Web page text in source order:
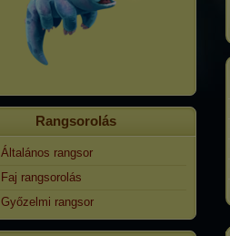
Rangsorolás
Általános rangsor
Faj rangsorolás
Győzelmi rangsor